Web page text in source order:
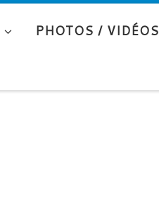
PHOTOS / VIDÉOS